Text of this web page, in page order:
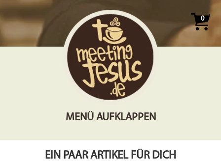
0
MENÜ AUFKLAPPEN
EIN PAAR ARTIKEL FÜR DICH